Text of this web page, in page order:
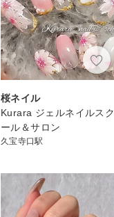
桜ネイル
Kurara ジェルネイルスク
ール＆サロン
久宝寺口駅